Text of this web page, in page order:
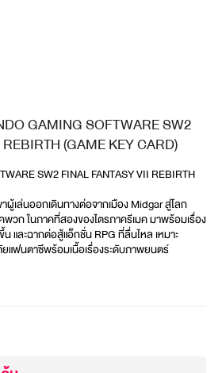
GAMING SOFTWARE SW2
(GAME KEY CARD)
SW2 FINAL FANTASY VII REBIRTH
ผู้เล่นออกเดินทางต่อจากเมือง Midgar สู่โลก
วก ในภาคที่สองของไตรภาครีเมค มาพร้อมเรื่อง
และฉากต่อสู้แอ็กชั่น RPG ที่ลื่นไหล เหมาะ
ฟนตาซีพร้อมเนื้อเรื่องระดับภาพยนตร์